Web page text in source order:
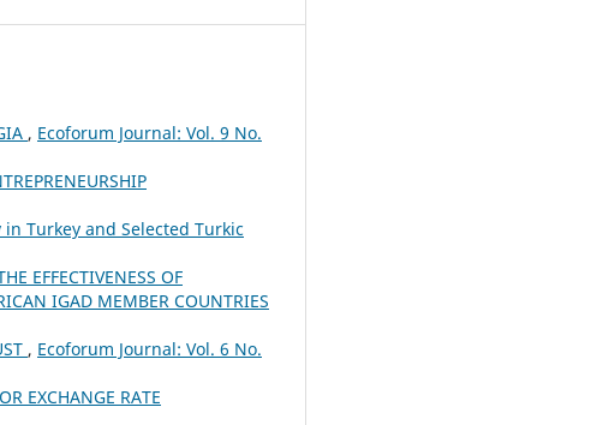
, Ecoforum Journal: Vol. 9 No.
Turkey and Selected Turkic
EFFECTIVENESS OF
IGAD MEMBER COUNTRIES
, Ecoforum Journal: Vol. 6 No.
EXCHANGE RATE